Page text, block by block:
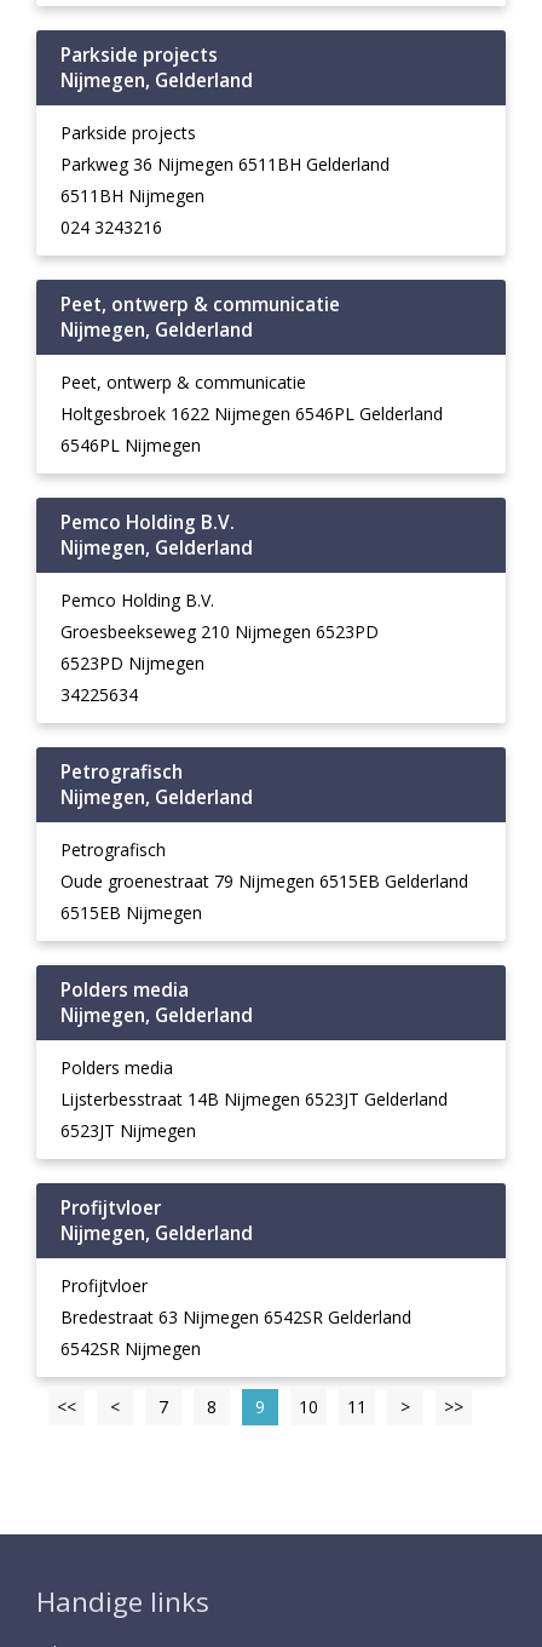
Parkside projects
Nijmegen, Gelderland
Parkside projects
Parkweg 36 Nijmegen 6511BH Gelderland
6511BH Nijmegen
024 3243216
Peet, ontwerp & communicatie
Nijmegen, Gelderland
Peet, ontwerp & communicatie
Holtgesbroek 1622 Nijmegen 6546PL Gelderland
6546PL Nijmegen
Pemco Holding B.V.
Nijmegen, Gelderland
Pemco Holding B.V.
Groesbeekseweg 210 Nijmegen 6523PD
6523PD Nijmegen
34225634
Petrografisch
Nijmegen, Gelderland
Petrografisch
Oude groenestraat 79 Nijmegen 6515EB Gelderland
6515EB Nijmegen
Polders media
Nijmegen, Gelderland
Polders media
Lijsterbesstraat 14B Nijmegen 6523JT Gelderland
6523JT Nijmegen
Profijtvloer
Nijmegen, Gelderland
Profijtvloer
Bredestraat 63 Nijmegen 6542SR Gelderland
6542SR Nijmegen
<< < 7 8 9 10 11 > >>
Handige links